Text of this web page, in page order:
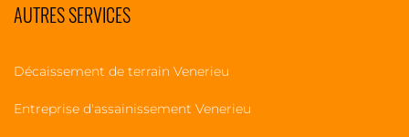
AUTRES SERVICES
Décaissement de terrain Venerieu
Entreprise d'assainissement Venerieu